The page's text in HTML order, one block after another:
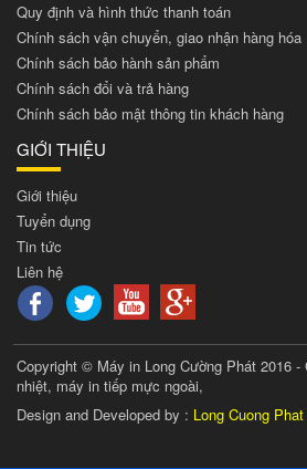
Quy định và hình thức thanh toán
Chính sách vận chuyển, giao nhận hàng hóa
Chính sách bảo hành sản phẩm
Chính sách đổi và trả hàng
Chính sách bảo mật thông tin khách hàng
GIỚI THIỆU
Giới thiệu
Tuyển dụng
Tin tức
Liên hệ
Copyright © Máy in Long Cường Phát 2016 -
nhiệt, máy in tiếp mực ngoài,
Design and Developed by : Long Cuong